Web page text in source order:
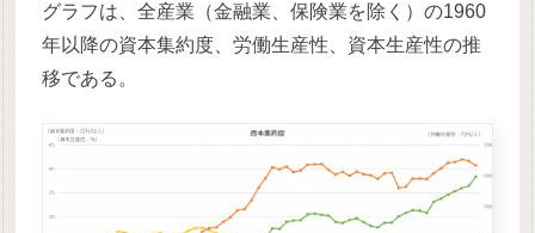
グラフは、全産業（金融業、保険業を除く）の1960
年以降の資本集約度、労働生産性、資本生産性の推
移である。